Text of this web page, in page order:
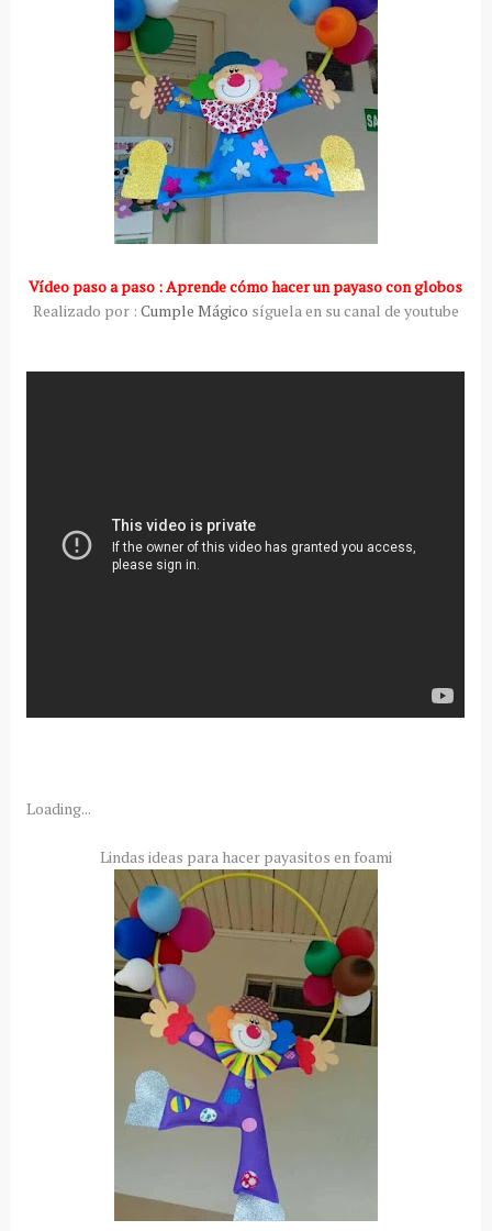
Vídeo paso a paso : Aprende cómo hacer un payaso con globos
Realizado por : Cumple Mágico síguela en su canal de youtube
Loading...
Lindas ideas para hacer payasitos en foami